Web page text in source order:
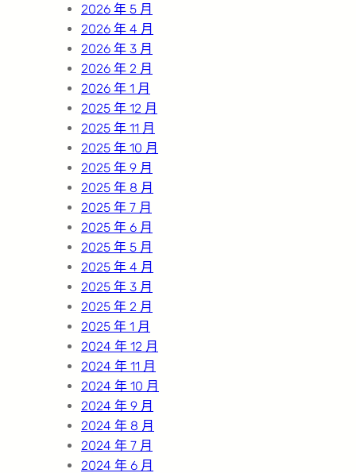
2026 年 5 月
2026 年 4 月
2026 年 3 月
2026 年 2 月
2026 年 1 月
2025 年 12 月
2025 年 11 月
2025 年 10 月
2025 年 9 月
2025 年 8 月
2025 年 7 月
2025 年 6 月
2025 年 5 月
2025 年 4 月
2025 年 3 月
2025 年 2 月
2025 年 1 月
2024 年 12 月
2024 年 11 月
2024 年 10 月
2024 年 9 月
2024 年 8 月
2024 年 7 月
2024 年 6 月